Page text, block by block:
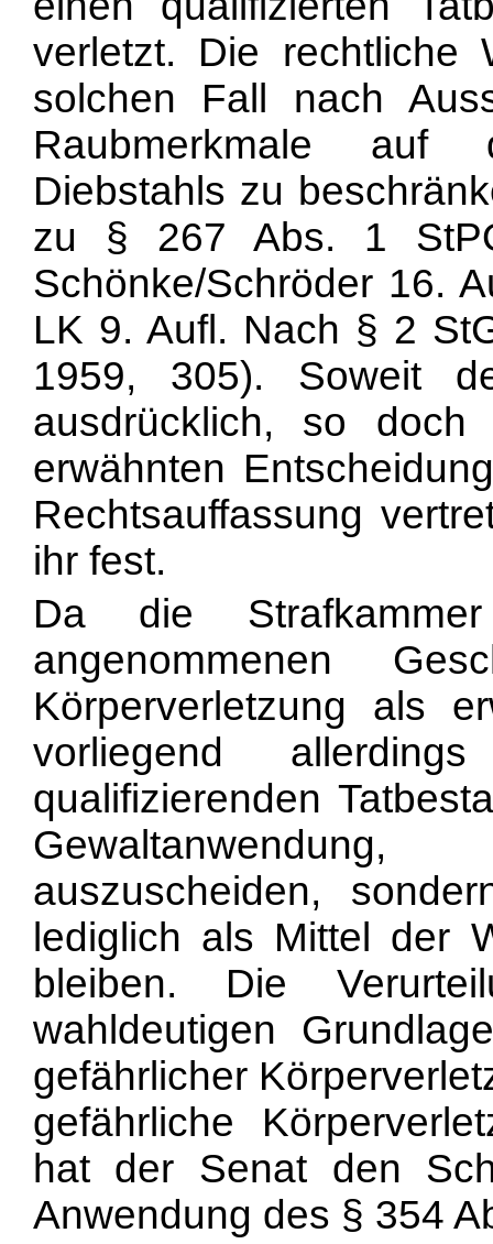
verletzt. Die rechtliche
solchen Fall nach
Raubmerkmale auf
Diebstahls zu
zu § 267 Abs. 1
Schönke/Schröder 16.
LK 9. Aufl. Nach § 2
1959, 305). Soweit
ausdrücklich, so
erwähnten
Rechtsauffassung
ihr fest.
Da die
angenommenen
Körperverletzung als
vorliegend
qualifizierenden
auszuscheiden,
lediglich als Mittel der
bleiben. Die
wahldeutigen
gefährlicher
gefährliche
hat der Senat den
Anwendung des § 354